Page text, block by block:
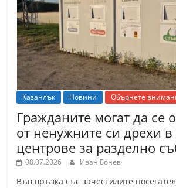
Казанлък Новини Обърнете
Гражданите могат да се
от ненужните си дрехи
центрове за разделно
08.07.2026 Иван Бонев
Във връзка със зачестилите